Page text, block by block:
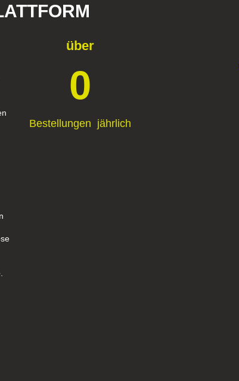
über
Bestellungen jährlich
0